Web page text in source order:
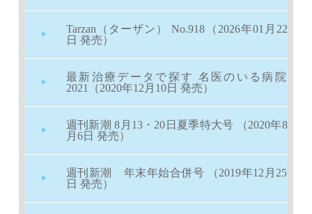
Tarzan（ターザン） No.918（2026年01月22
日 発売）
最新治療データで探す 名医のいる病院
2021（2020年12月10日 発売）
週刊新潮 8月13・20日夏季特大号 （2020年8
月6日 発売）
週刊新潮 年末年始合併号 （2019年12月25
日 発売）